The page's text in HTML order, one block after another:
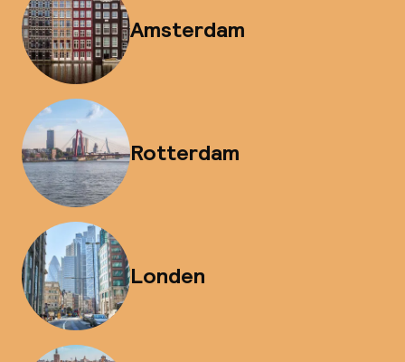
Amsterdam
Rotterdam
Londen